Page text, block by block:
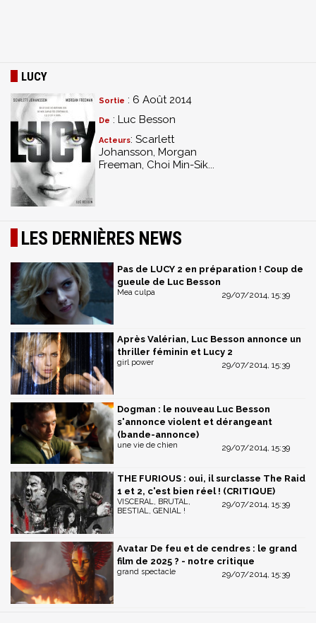
LUCY
Sortie : 6 Août 2014
De : Luc Besson
Acteurs: Scarlett
Johansson, Morgan
Freeman, Choi Min-Sik...
LES DERNIÈRES NEWS
Pas de LUCY 2 en préparation ! Coup de
gueule de Luc Besson
29/07/2014, 15:39
Mea culpa
Après Valérian, Luc Besson annonce un
thriller féminin et Lucy 2
29/07/2014, 15:39
girl power
Dogman : le nouveau Luc Besson
s'annonce violent et dérangeant
(bande-annonce)
29/07/2014, 15:39
une vie de chien
THE FURIOUS : oui, il surclasse The Raid
1 et 2, c'est bien réel ! (CRITIQUE)
29/07/2014, 15:39
VISCERAL, BRUTAL,
BESTIAL, GENIAL !
Avatar De feu et de cendres : le grand
film de 2025 ? - notre critique
29/07/2014, 15:39
grand spectacle